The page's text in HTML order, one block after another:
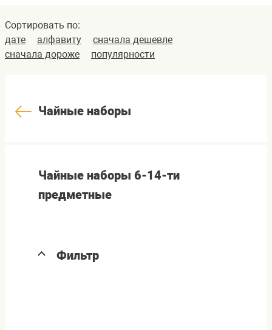
Сортировать по:
дате
алфавиту
сначала дешевле
сначала дороже
популярности
Чайные наборы
Чайные наборы 6-14-ти
предметные
Фильтр